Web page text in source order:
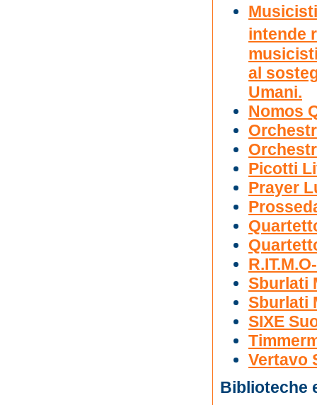
intende
al
Umani.
Nomos
Picotti
Prayer
Sburlati
Sburlati
SIXE
Vertavo
Biblioteche